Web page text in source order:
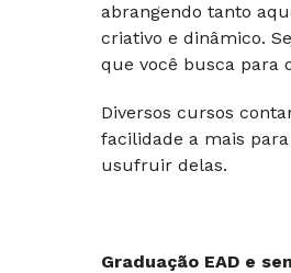
abrangendo tanto
criativo e dinâmico.
que você busca para
Diversos cursos
facilidade a mais
usufruir delas.
Graduação EAD e